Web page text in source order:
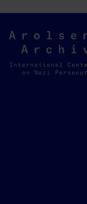
Arolsen
Archives